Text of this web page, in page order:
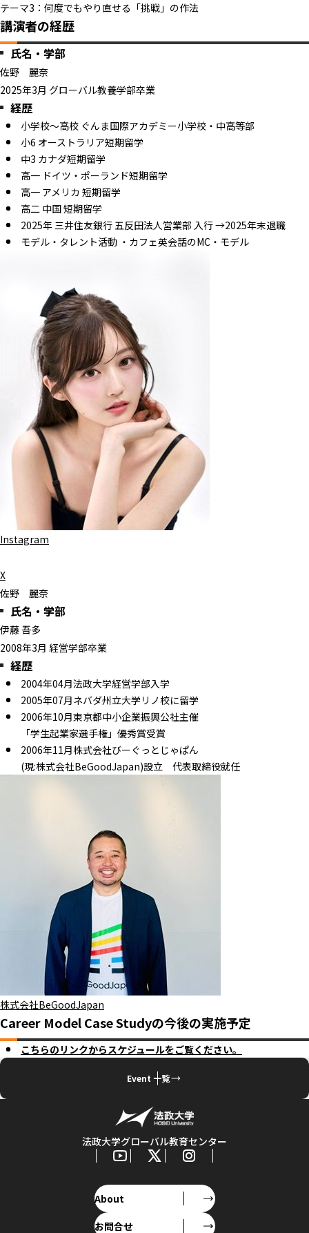
テーマ3：何度でもやり直せる「挑戦」の作法
講演者の経歴
氏名・学部
佐野 麗奈
2025年3月 グローバル教養学部卒業
経歴
小学校〜高校 ぐんま国際アカデミー小学校・中高等部
小6 オーストラリア短期留学
中3 カナダ短期留学
高一 ドイツ・ポーランド短期留学
高一 アメリカ 短期留学
高二 中国 短期留学
2025年 三井住友銀行 五反田法人営業部 入行 →2025年末退職
モデル・タレント活動 ・カフェ英会話のMC・モデル
Instagram
X
佐野 麗奈
氏名・学部
伊藤 吾多
2008年3月 経営学部卒業
経歴
2004年04月法政大学経営学部入学
2005年07月ネバダ州立大学リノ校に留学
2006年10月東京都中小企業振興公社主催
「学生起業家選手権」優秀賞受賞
2006年11月株式会社びーぐっとじゃぱん
(現:株式会社BeGoodJapan)設立 代表取締役就任
株式会社BeGoodJapan
Career Model Case Studyの今後の実施予定
こちらのリンクからスケジュールをご覧ください。
Event 一覧
法政大学グローバル教育センター
About
お問合せ